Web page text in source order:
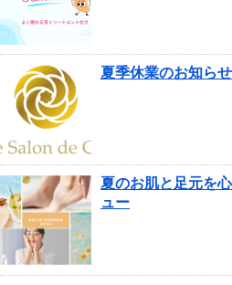
夏季休業のお知らせ
夏のお肌と足元を
ュー